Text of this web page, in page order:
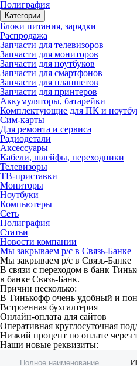
Полиграфия
Категории
Блоки питания, зарядки
Распродажа
Запчасти для телевизоров
Запчасти для мониторов
Запчасти для ноутбуков
Запчасти для смартфонов
Запчасти для планшетов
Запчасти для принтеров
Аккумуляторы, батарейки
Комплектующие для ПК и
Сим-карты
Для ремонта и сервиса
Радиодетали
Аксессуары
Кабели, шлейфы, переходники
Телевизоры
ТВ-приставки
Мониторы
Ноутбуки
Компьютеры
Сеть
Полиграфия
Статьи
Новости компании
Мы закрываем р/с в Связь-Банке
Мы закрываем р/с в Связь-Банке
В связи с переходом в банк
в банке Связь-Банк.
Причин несколько:
В Тинькофф очень удобный и
Встроенная бухгалтерия
Онлайн-оплата для сайтов
Оперативная круглосуточная
Низкий процент по оплате через
Наши новые реквизиты:
Полное наименование